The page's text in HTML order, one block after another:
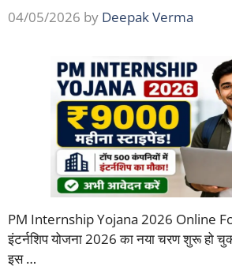
04/05/2026 by Deepak Verma
PM Internship Yojana 2026 Online
इंटर्नशिप योजना 2026 का नया चरण शुरू हो
इस …